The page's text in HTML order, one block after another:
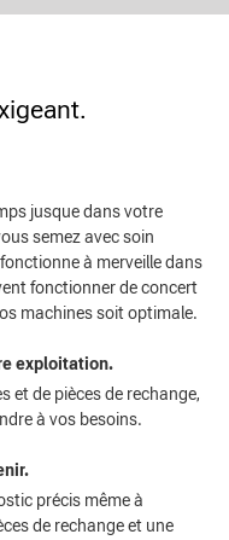
jusque dans votre
semez avec soin
à merveille dans
fonctionner de concert
machines soit optimale.
exploitation.
et de pièces de rechange,
à vos besoins.
précis même à
de rechange et une